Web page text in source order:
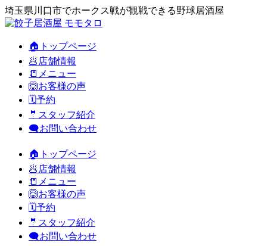
埼玉県川口市でホークス戦が観戦できる野球居酒屋
🏠トップページ
🥟店舗情報
📒メニュー
🙆お客様の声
🗓️予約
🤵スタッフ紹介
🗨️お問い合わせ
🏠トップページ
🥟店舗情報
📒メニュー
🙆お客様の声
🗓️予約
🤵スタッフ紹介
🗨️お問い合わせ